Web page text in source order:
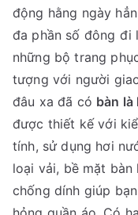
động hằng ngày
đa phần số đông đi
những bộ trang
tượng với người
đâu xa đã có bàn là
được thiết kế với
tính, sử dụng hơi
loại vải, bề mặt
chống dính giúp